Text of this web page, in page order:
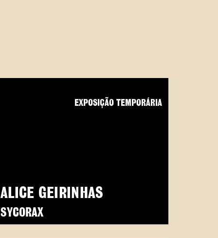
ALICE GEIRINHAS
SYCORAX
EXPOSIÇÃO TEMPORÁRIA